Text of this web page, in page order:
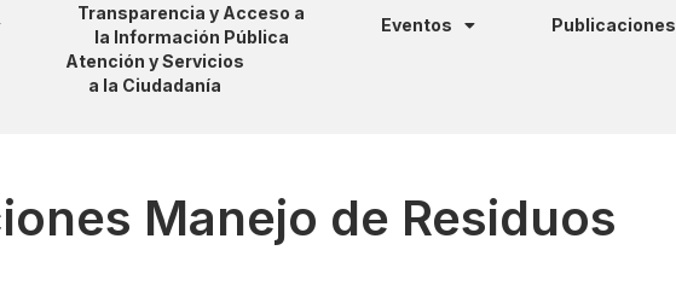
Transparencia y Acceso a
la Información Pública
Eventos Publicaciones
Atención y Servicios
a la Ciudadanía
Manejo de Residuos